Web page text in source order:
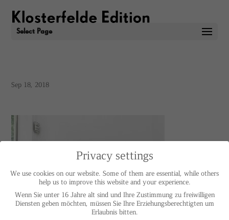
Select Page
Sep 18, 2018
Privacy settings
We use cookies on our website. Some of them are essential, while others
help us to improve this website and your experience.
Wenn Sie unter 16 Jahre alt sind und Ihre Zustimmung zu freiwilligen
Diensten geben möchten, müssen Sie Ihre Erziehungsberechtigten um
Erlaubnis bitten.